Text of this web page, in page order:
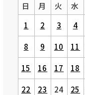
日 月 火 水
1
2 3 4
8 9 10 11
15 16 17 18
22 23 24 25